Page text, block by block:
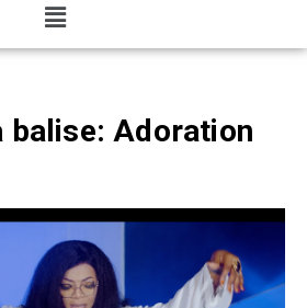
balise: Adoration